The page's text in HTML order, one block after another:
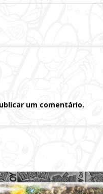
um comentário.